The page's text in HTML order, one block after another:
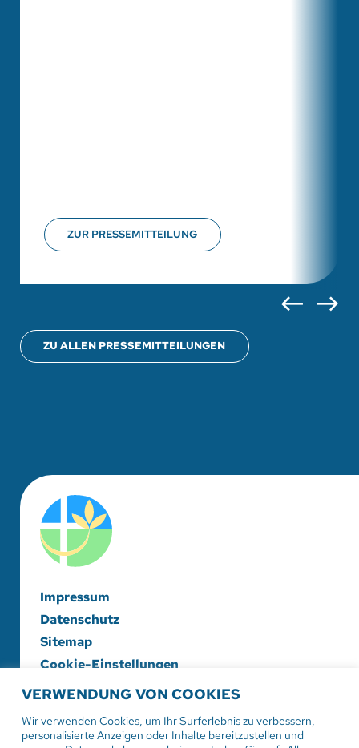
VERWENDUNG VON COOKIES
Wir verwenden Cookies, um Ihr Surferlebnis zu verbessern,
personalisierte Anzeigen oder Inhalte bereitzustellen und
ZUR PRESSEMITTEILUNG
ZU ALLEN PRESSEMITTEILUNGEN
Impressum
Datenschutz
Sitemap
Cookie-Einstellungen
Evangelische Diakonieschwesternschaft
Herrenberg-Korntal e. V.
Hildrizhauser Str. 29